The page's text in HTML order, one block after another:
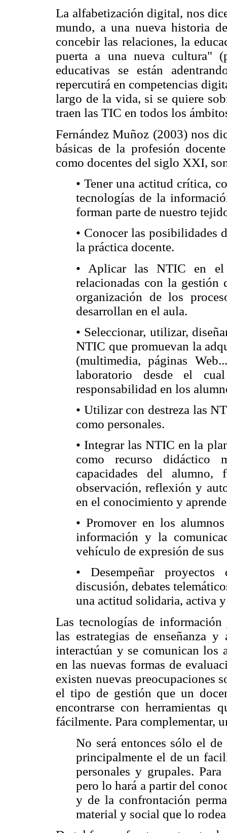
La alfabetización digital, nos
mundo, a una nueva historia
concebir las relaciones, la
puerta a una nueva cultura"
educativas se están
repercutirá en competencias
largo de la vida, si se quiere
traen las TIC en todos los
Fernández Muñoz (2003) nos
básicas de la profesión
como docentes del siglo XXI,
• Tener una actitud crítica,
tecnologías de la
forman parte de nuestro
• Conocer las posibilidades
la práctica docente.
• Aplicar las NTIC en el
relacionadas con la gestión
organización de los
desarrollan en el aula.
• Seleccionar, utilizar,
NTIC que promuevan la
(multimedia, páginas
laboratorio desde el
responsabilidad en los
• Utilizar con destreza las
como personales.
• Integrar las NTIC en la
como recurso didáctico
capacidades del alumno,
observación, reflexión y
en el conocimiento y
• Promover en los
información y la
vehículo de expresión de sus
• Desempeñar
discusión, debates
una actitud solidaria, activa
Las tecnologías de
las estrategias de enseñanza
interactúan y se comunican los
en las nuevas formas de
existen nuevas preocupaciones
el tipo de gestión que un
encontrarse con herramientas
fácilmente. Para complementar,
No será entonces sólo el
principalmente el de un
personales y grupales.
pero lo hará a partir del
y de la confrontación
material y social que lo